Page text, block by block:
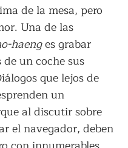
de la mesa, pero
Una de las
haenges grabar
un coche sus
que lejos de
un
al discutir sobre
el navegador, deben